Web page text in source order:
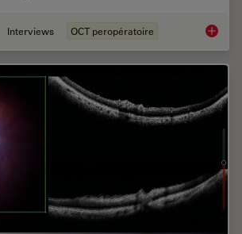
Interviews OCT peropératoire Moving